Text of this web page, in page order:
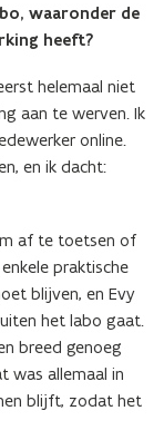
waaronder de
heeft?
helemaal niet
aan te werven. Ik
online.
en ik dacht:
af te toetsen of
praktische
blijven, en Evy
het labo gaat.
breed genoeg
was allemaal in
blijft, zodat het